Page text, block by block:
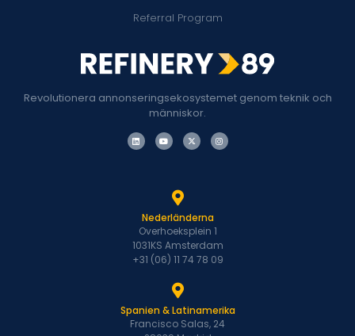
Revolutionera annonseringsekosystemet genom teknik och
människor.
Referral Program
Nederländerna
Overhoeksplein 1
1031KS Amsterdam
+31 (06) 11 74 78 09
Spanien & Latinamerika
Francisco Salas, 24